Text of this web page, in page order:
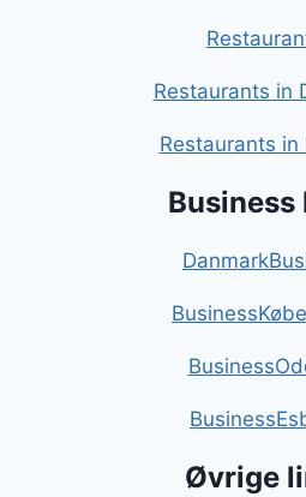
Restaurants in
Restaurants in
Business
Øvrige